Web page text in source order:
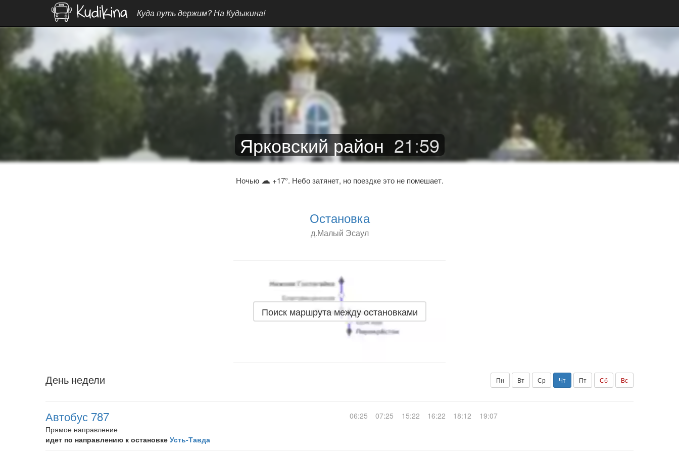
Куда путь держим? На Кудыкина!
Ярковский район 21:59
Ночью ☁ +17°. Небо затянет, но поездке это не помешает.
Остановка
д.Малый Эсаул
Поиск маршрута между остановками
День недели Пн Вт Ср Чт Пт Сб Вс
Автобус 787
Прямое направление
идет по направлению к остановке Усть-Тавда
06:25 07:25 15:22 16:22 18:12 19:07